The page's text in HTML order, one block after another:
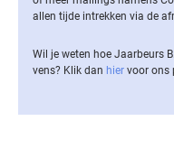
allen tijde intrekken via de
Wil je weten hoe Jaarbeurs
vens? Klik dan hier voor ons